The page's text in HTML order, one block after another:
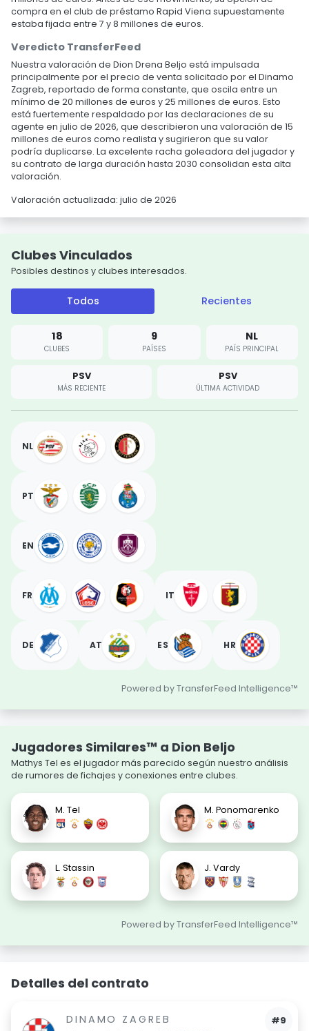
compra en el club de préstamo Rapid Viena supuestamente
estaba fijada entre 7 y 8 millones de euros.
Veredicto TransferFeed
Nuestra valoración de Dion Drena Beljo está impulsada
principalmente por el precio de venta solicitado por el Dinamo
Zagreb, reportado de forma constante, que oscila entre un
mínimo de 20 millones de euros y 25 millones de euros. Esto
está fuertemente respaldado por las declaraciones de su
agente en julio de 2026, que describieron una valoración de 15
millones de euros como realista y sugirieron que su valor
podría duplicarse. La excelente racha goleadora del jugador y
su contrato de larga duración hasta 2030 consolidan esta alta
valoración.
Valoración actualizada: julio de 2026
Clubes Vinculados
Posibles destinos y clubes interesados.
Todos Recientes
18
CLUBES
9
PAÍSES
NL
PAÍS PRINCIPAL
PSV
MÁS RECIENTE
PSV
ÚLTIMA ACTIVIDAD
NL
PT
EN
FR IT
DE AT ES HR
Powered by TransferFeed Intelligence™
Jugadores Similares™ a Dion Beljo
Mathys Tel es el jugador más parecido según nuestro análisis
de rumores de fichajes y conexiones entre clubes.
M. Tel M. Ponomarenko
L. Stassin J. Vardy
Powered by TransferFeed Intelligence™
Detalles del contrato
#9
DINAMO ZAGREB